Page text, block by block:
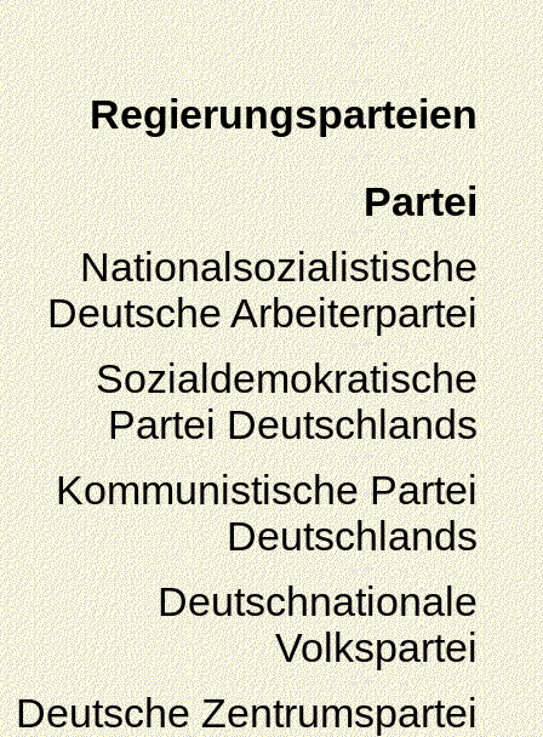
Regierungsparteien
Partei
Nationalsozialistische
Deutsche Arbeiterpartei
Sozialdemokratische
Partei Deutschlands
Kommunistische Partei
Deutschlands
Deutschnationale
Volkspartei
Deutsche Zentrumspartei